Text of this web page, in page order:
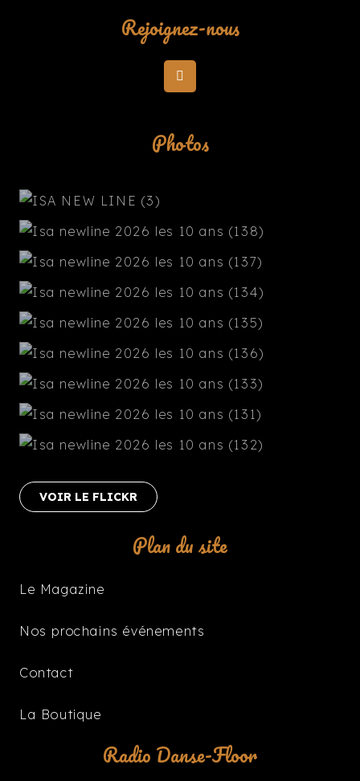
Rejoignez-nous
Photos
VOIR LE FLICKR
Plan du site
Le Magazine
Nos prochains événements
Contact
La Boutique
Radio Danse-Floor